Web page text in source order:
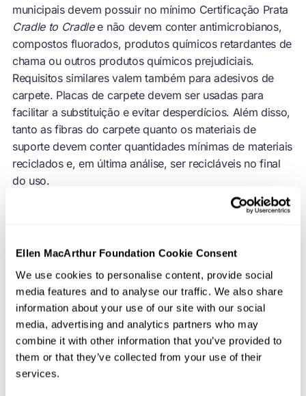
Ellen MacArthur Foundation Cookie Consent
We use cookies to personalise content, provide social
media features and to analyse our traffic. We also share
information about your use of our site with our social
media, advertising and analytics partners who may
combine it with other information that you’ve provided to
them or that they’ve collected from your use of their
services.
municipais devem possuir no mínimo Certificação Prata
Cradle to Cradlee não devem conter antimicrobianos,
compostos fluorados, produtos químicos retardantes de
chama ou outros produtos químicos prejudiciais.
Requisitos similares valem também para adesivos de
carpete. Placas de carpete devem ser usadas para
facilitar a substituição e evitar desperdícios. Além disso,
tanto as fibras do carpete quanto os materiais de
suporte devem conter quantidades mínimas de materiais
reciclados e, em última análise, ser recicláveis no final
do uso.
descartados e enviados para aterros sanitários
(atualmente, mais de 80% nos EUA) e garantir o bem-
estar de visitantes e funcionários. Desde o início, foi
importante garantir que a iniciativa não apenas
inspirasse a inovação de materiais e negócios, mas
permitisse um processo licitatório competitivo. Para
isso, foi necessário muita pesquisa e engajamento dos
stakeholders